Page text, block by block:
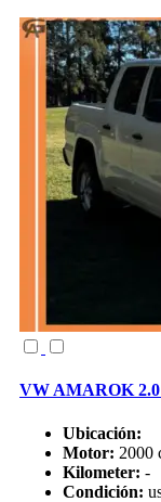
VW AMAROK
Ubicación:
Motor: 2000
Kilometer: -
Condición: